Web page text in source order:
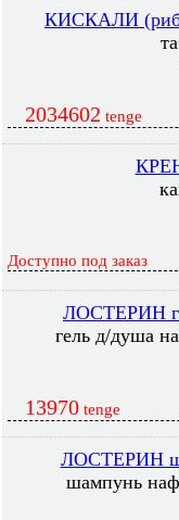
КИСКАЛИ
2034602 tenge
Доступно под заказ
ЛОСТЕРИН
гель д/душа
13970 tenge
ЛОСТЕРИН
шампунь